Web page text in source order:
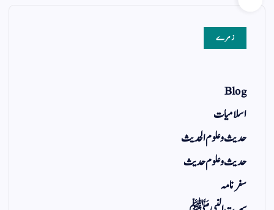
زمرے
Blog
اسلامیات
حدیث و علوم الحدیث
حدیث و علوم حدیث
سفر نامہ